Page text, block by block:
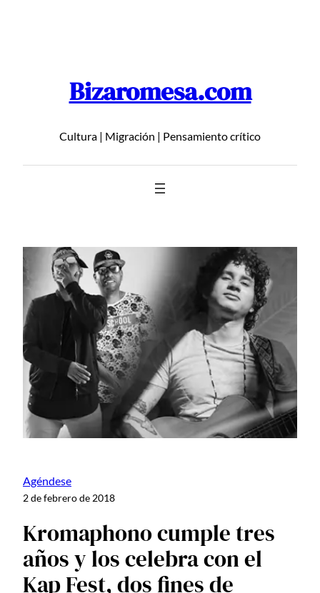
Bizaromesa.com
Cultura | Migración | Pensamiento crítico
Agéndese
2 de febrero de 2018
Kromaphono cumple tres
años y los celebra con el
Kap Fest, dos fines de